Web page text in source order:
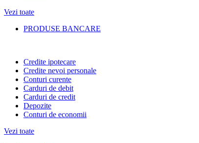
Vezi toate
PRODUSE BANCARE
Credite ipotecare
Credite nevoi personale
Conturi curente
Carduri de debit
Carduri de credit
Depozite
Conturi de economii
Vezi toate